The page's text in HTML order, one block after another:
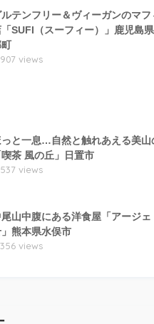
ルテンフリー＆ヴィーガンのマフ
「SUFI（スーフィー）」鹿児島
views
と一息…自然と触れあえる美山
喫茶 風の丘」日置市
views
山中腹にある洋食屋「アージェ
熊本県水俣市
views